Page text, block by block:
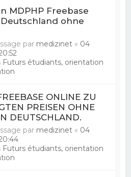
MDPHP Freebase
ohne
par medizinet « 04
Futurs étudiants, orientation
ONLINE ZU
PREISEN OHNE
DEUTSCHLAND.
par medizinet « 04
Futurs étudiants, orientation